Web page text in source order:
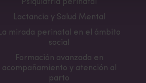
Psiquiatría perinatal
Lactancia y Salud Mental
La mirada perinatal en el ámbito
social
Formación avanzada en
acompañamiento y atención al
parto